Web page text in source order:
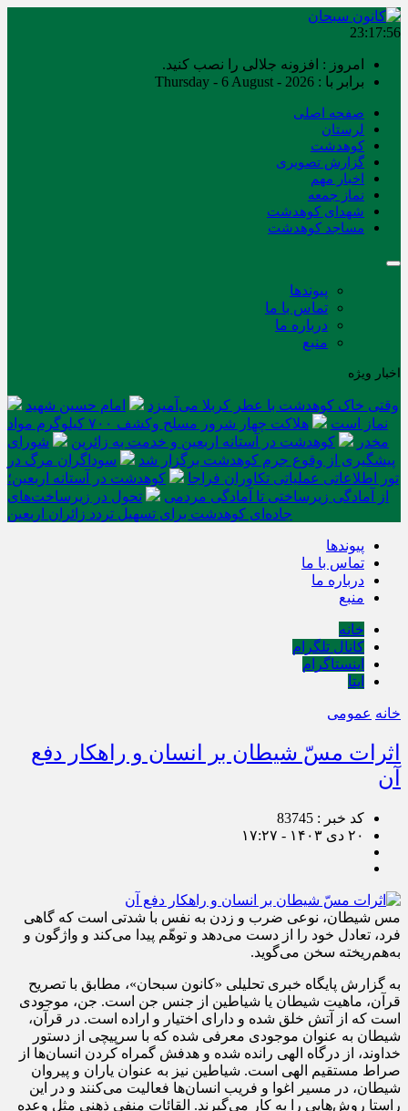
23:17:56
امروز : افزونه جلالی را نصب کنید.
برابر با : Thursday - 6 August - 2026
صفحه اصلی
لرستان
کوهدشت
گزارش تصویری
اخبار مهم
نماز جمعه
شهدای کوهدشت
مساجد کوهدشت
پیوندها
تماس با ما
درباره ما
منبع
اخبار ویژه
وقتی خاک کوهدشت با عطر کربلا می‌آمیزد
امام حسین شهید
نماز است
هلاکت چهار شرور مسلح وکشف ۷۰۰ کیلوگرم مواد
مخدر
کوهدشت در آستانه اربعین و خدمت‌ به زائرین
شورای
پیشگیری از وقوع جرم کوهدشت برگزار شد
سوداگران مرگ در
تور اطلاعاتی عملیاتی تکاوران فراجا
کوهدشت در آستانه اربعین؛
از آمادگی زیرساختی تا آمادگی مردمی
تحول در زیرساخت‌های
جاده‌ای کوهدشت برای تسهیل تردد زائران اربعین
پیوندها
تماس با ما
درباره ما
منبع
خانه
کانال تلگرام
اینستاگرام
ایتا
خانه عمومی
اثرات مسّ شیطان بر انسان و راهکار دفع
آن
کد خبر : 83745
۲۰ دی ۱۴۰۳ - ۱۷:۲۷
مس شیطان، نوعی ضرب و زدن به نفس با شدتی است که گاهی
فرد، تعادل خود را از دست می‌دهد و توهّم پیدا می‌کند و واژگون و
به‌هم‌ریخته سخن می‌گوید.
به گزارش پایگاه خبری تحلیلی «کانون سبحان»، مطابق با تصریح
قرآن، ماهیت شیطان یا شیاطین از جنس جن است. جن، موجودی
است که از آتش خلق شده و دارای اختیار و اراده است. در قرآن،
شیطان به عنوان موجودی معرفی شده که با سرپیچی از دستور
خداوند، از درگاه الهی رانده شده و هدفش گمراه کردن انسان‌ها از
صراط مستقیم الهی است. شیاطین نیز به عنوان یاران و پیروان
شیطان، در مسیر اغوا و فریب انسان‌ها فعالیت می‌کنند و در این
راستا روش‌هایی را به کار می‌گیرند. القائات منفیِ ذهنی مثل وعده